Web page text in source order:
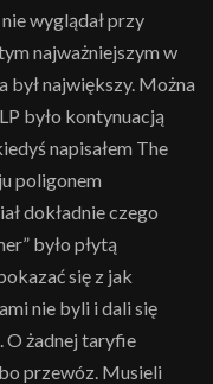
wyglądał przy
najważniejszym w
był największy. Można
było kontynuacją
napisałem The
poligonem
dokładnie czego
było płytą
się z jak
nie byli i dali się
O żadnej taryfie
przewóz. Musieli